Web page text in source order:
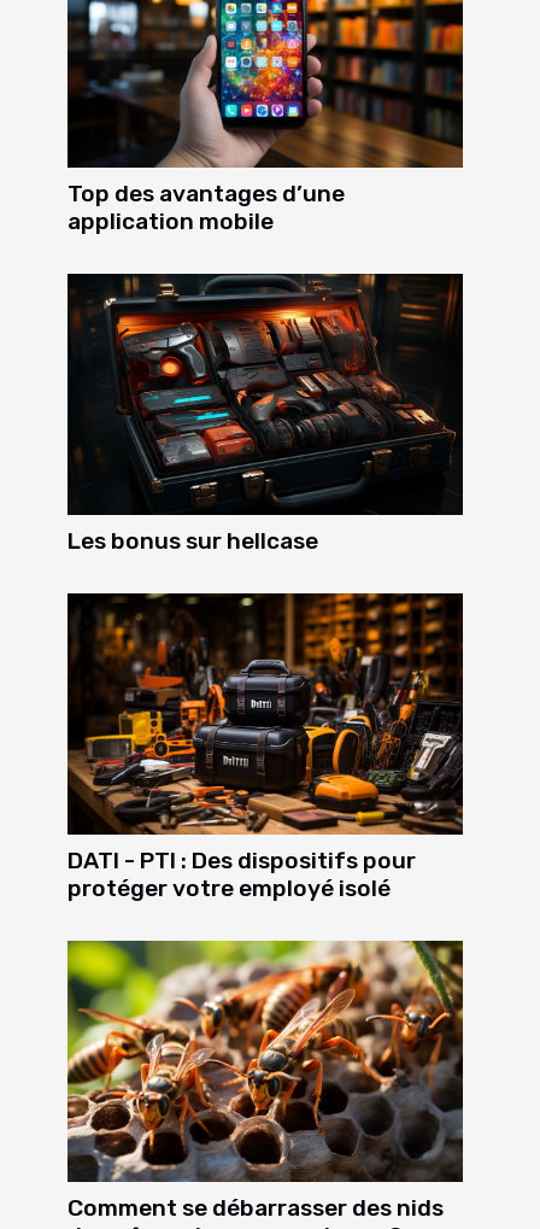
Top des avantages d’une
application mobile
Les bonus sur hellcase
DATI - PTI : Des dispositifs pour
protéger votre employé isolé
Comment se débarrasser des nids